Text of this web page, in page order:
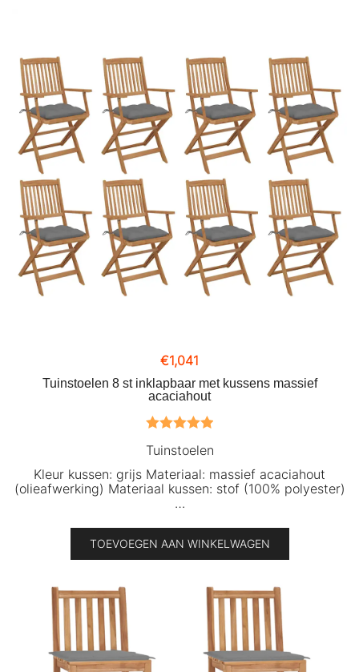
€1,041
Tuinstoelen 8 st inklapbaar met kussens massief
acaciahout
Tuinstoelen
Kleur kussen: grijs Materiaal: massief acaciahout
(olieafwerking) Materiaal kussen: stof (100% polyester)
…
TOEVOEGEN AAN WINKELWAGEN